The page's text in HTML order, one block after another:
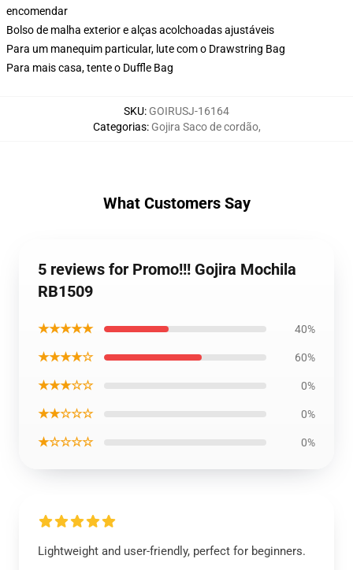
encomendar
Bolso de malha exterior e alças acolchoadas ajustáveis
Para um manequim particular, lute com o Drawstring Bag
Para mais casa, tente o Duffle Bag
SKU: GOIRUSJ-16164
Categorias: Gojira Saco de cordão,
What Customers Say
5 reviews for Promo!!! Gojira Mochila
RB1509
★★★★★ 40%
★★★★☆ 60%
★★★☆☆ 0%
★★☆☆☆ 0%
★☆☆☆☆ 0%
Lightweight and user-friendly, perfect for beginners.